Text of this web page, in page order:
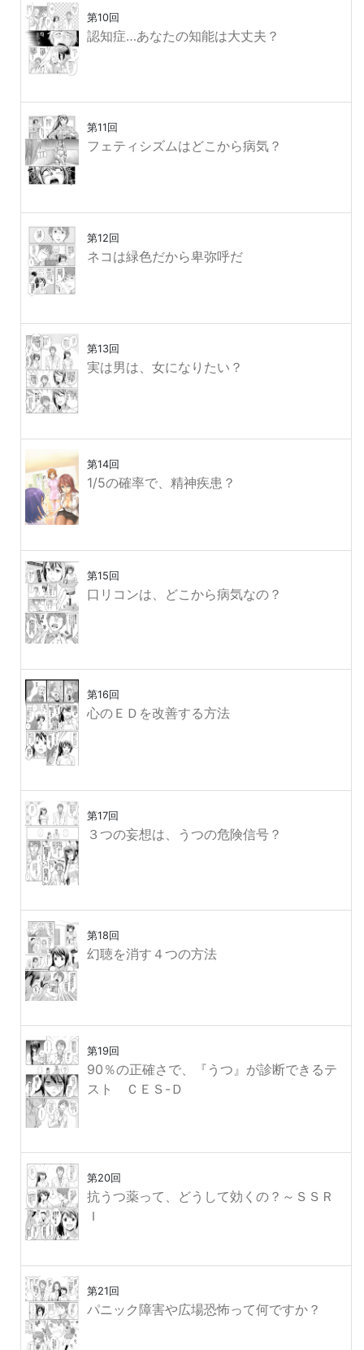
第10回
認知症…あなたの知能は大丈夫？
第11回
フェティシズムはどこから病気？
第12回
ネコは緑色だから卑弥呼だ
第13回
実は男は、女になりたい？
第14回
1/5の確率で、精神疾患？
第15回
口リコンは、どこから病気なの？
第16回
心のＥＤを改善する方法
第17回
３つの妄想は、うつの危険信号？
第18回
幻聴を消す４つの方法
第19回
90％の正確さで、『うつ』が診断できるテ
スト ＣＥＳ-Ｄ
第20回
抗うつ薬って、どうして効くの？～ＳＳＲ
Ｉ
第21回
パニック障害や広場恐怖って何ですか？